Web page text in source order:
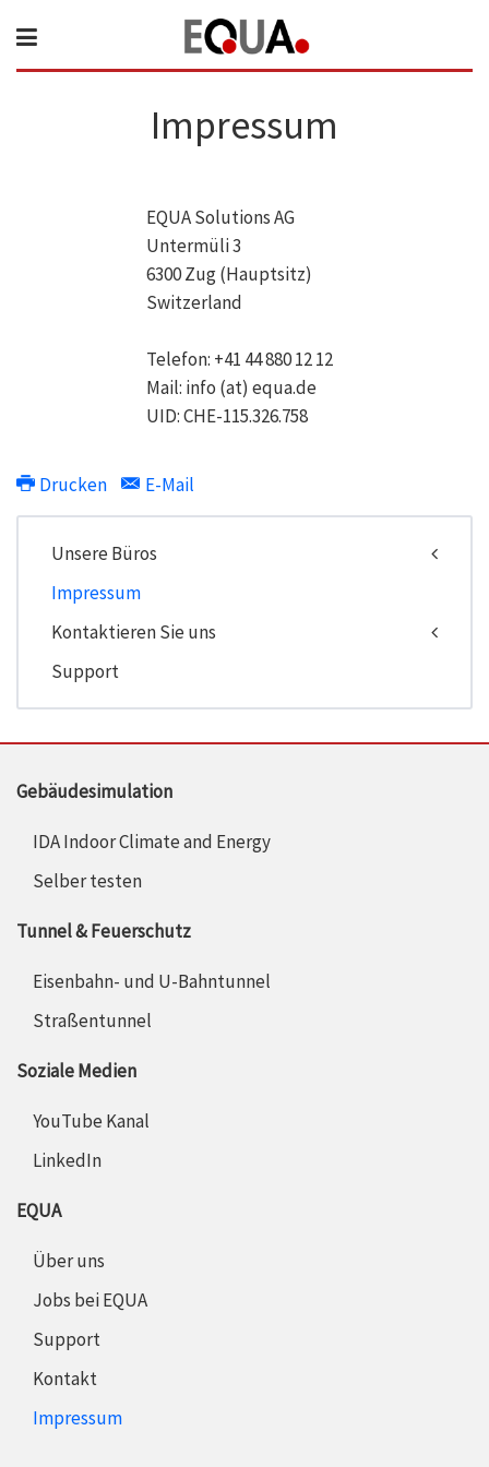
Impressum
EQUA Solutions AG
Untermüli 3
6300 Zug (Hauptsitz)
Switzerland
Telefon: +41 44 880 12 12
Mail: info (at) equa.de
UID: CHE-115.326.758
Drucken E-Mail
Unsere Büros
Impressum
Kontaktieren Sie uns
Support
Gebäudesimulation
IDA Indoor Climate and Energy
Selber testen
Tunnel & Feuerschutz
Eisenbahn- und U-Bahntunnel
Straßentunnel
Soziale Medien
YouTube Kanal
LinkedIn
EQUA
Über uns
Jobs bei EQUA
Support
Kontakt
Impressum